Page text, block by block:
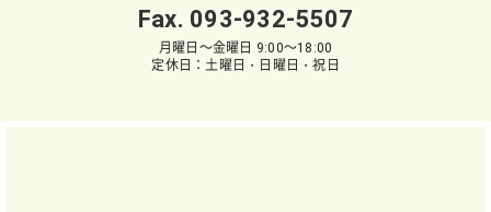
Fax. 093-932-5507
月曜日～金曜日 9:00～18:00
定休日：土曜日・日曜日・祝日